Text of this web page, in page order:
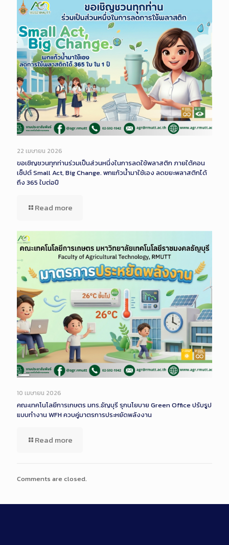
22 เมษายน 2026
ขอเชิญชวนทุกท่านร่วมเป็นส่วนหนึ่งในการลดใช้พลาสติก ภายใต้คอน
เซ็ปต์ Small Act, Big Change. พกแก้วน้ำมาใช้เอง ลดขยะพลาสติกได้
ถึง 365 ใบต่อปี
Read more
Long
Description
10 เมษายน 2026
คณะเทคโนโลยีการเกษตร มทร.ธัญบุรี รุกนโยบาย Green Office ปรับรูป
แบบทำงาน WFH ควบคู่มาตรการประหยัดพลังงาน
Read more
Comments are closed.